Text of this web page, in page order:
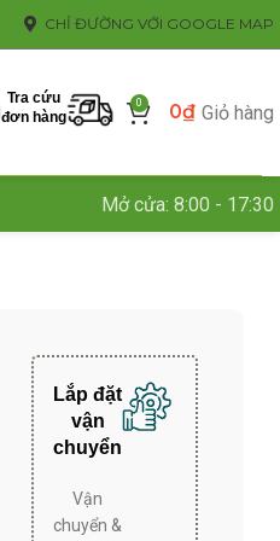
CHỈ ĐƯỜNG VỚI GOOGLE MAP
Tra cứu
đơn hàng
0 0₫ Giỏ hàng
Mở cửa: 8:00 - 17:30
Lắp đặt
vận
chuyển
Vận
chuyển &